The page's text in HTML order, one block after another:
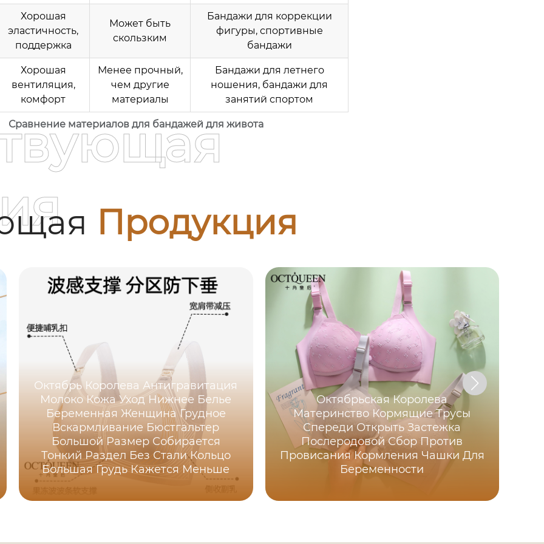
Сравнение материалов для бандажей для живота
Хорошая
эластичность,
поддержка
Может быть
скользким
Бандажи для коррекции
фигуры, спортивные
бандажи
Хорошая
вентиляция,
комфорт
Менее прочный,
чем другие
материалы
Бандажи для летнего
ношения, бандажи для
занятий спортом
Продукция
Октябрь Королева Антигравитация
Молоко Кожа Уход Нижнее Белье
Беременная Женщина Грудное
Вскармливание Бюстгальтер
Большой Размер Собирается
Тонкий Раздел Без Стали Кольцо
Большая Грудь Кажется Меньше
Октябрьская Королева
Материнство Кормящие Трусы
Спереди Открыть Застежка
Послеродовой Сбор Против
Провисания Кормления Чашки Для
Беременности